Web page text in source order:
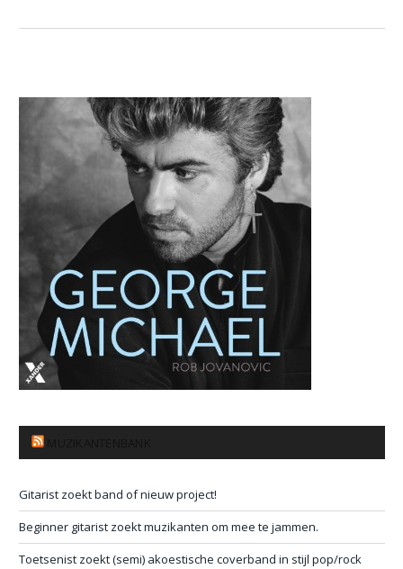
Gitarist zoekt band of nieuw project!
Beginner gitarist zoekt muzikanten om mee te jammen.
Toetsenist zoekt (semi) akoestische coverband in stijl pop/rock